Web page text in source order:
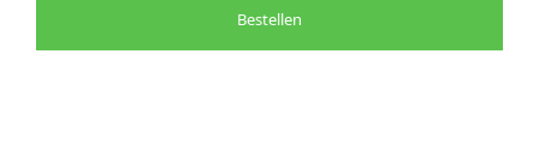
Bestellen